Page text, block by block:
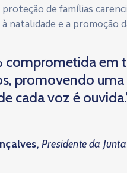
de famílias
natalidade e a promoção
comprometida em
promovendo uma
cada voz é
, Presidente da